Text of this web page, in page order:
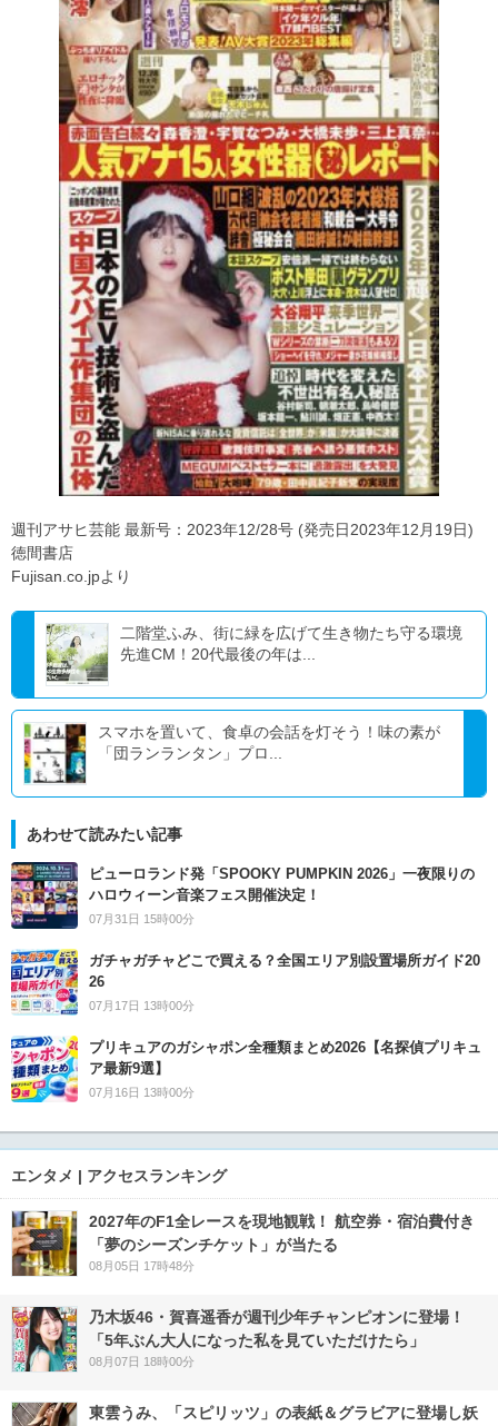
週刊アサヒ芸能 最新号：2023年12/28号 (発売日2023年12月19日)
徳間書店
Fujisan.co.jpより
二階堂ふみ、街に緑を広げて生き物たち守る環境
先進CM！20代最後の年は...
スマホを置いて、食卓の会話を灯そう！味の素が
「団ランランタン」プロ...
あわせて読みたい記事
ピューロランド発「SPOOKY PUMPKIN 2026」一夜限りの
ハロウィーン音楽フェス開催決定！
07月31日 15時00分
ガチャガチャどこで買える？全国エリア別設置場所ガイド20
26
07月17日 13時00分
プリキュアのガシャポン全種類まとめ2026【名探偵プリキュ
ア最新9選】
07月16日 13時00分
エンタメ | アクセスランキング
2027年のF1全レースを現地観戦！ 航空券・宿泊費付き
「夢のシーズンチケット」が当たる
08月05日 17時48分
乃木坂46・賀喜遥香が週刊少年チャンピオンに登場！
「5年ぶん大人になった私を見ていただけたら」
08月07日 18時00分
東雲うみ、「スピリッツ」の表紙＆グラビアに登場し妖